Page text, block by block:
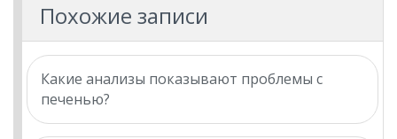
Похожие записи
Какие анализы показывают проблемы с
печенью?